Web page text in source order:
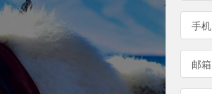
手机
邮箱